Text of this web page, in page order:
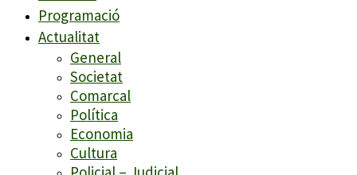
Programació
Actualitat
General
Societat
Comarcal
Política
Economia
Cultura